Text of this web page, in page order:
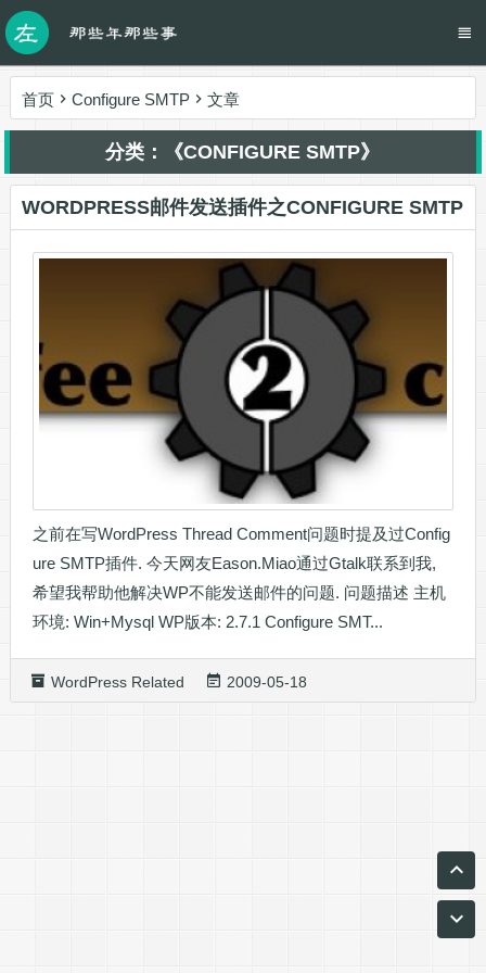
首页 Configure SMTP 文章
分类：《CONFIGURE SMTP》
WORDPRESS邮件发送插件之CONFIGURE SMTP
之前在写WordPress Thread Comment问题时提及过Config
ure SMTP插件. 今天网友Eason.Miao通过Gtalk联系到我,
希望我帮助他解决WP不能发送邮件的问题. 问题描述 主机
环境: Win+Mysql WP版本: 2.7.1 Configure SMT...
WordPress Related 2009-05-18